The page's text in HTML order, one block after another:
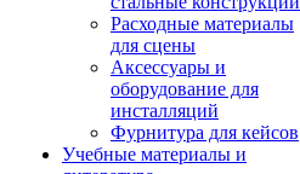
Расходные материалы
для сцены
Аксессуары и
оборудование для
инсталляций
Фурнитура для кейсов
Учебные материалы и